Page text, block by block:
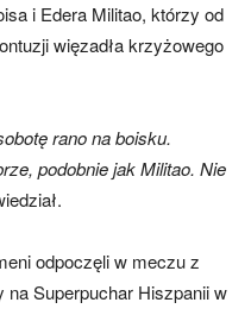
i Edera Militao, którzy od
więzadła krzyżowego
rano na boisku.
podobnie jak Militao. Nie
odpoczęli w meczu z
na Superpuchar Hiszpanii w